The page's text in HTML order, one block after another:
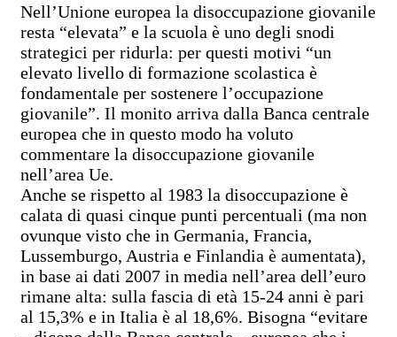
Nell’Unione europea la disoccupazione giovanile
resta “elevata” e la scuola è uno degli snodi
strategici per ridurla: per questi motivi “un
elevato livello di formazione scolastica è
fondamentale per sostenere l’occupazione
giovanile”. Il monito arriva dalla Banca centrale
europea che in questo modo ha voluto
commentare la disoccupazione giovanile
nell’area Ue.
Anche se rispetto al 1983 la disoccupazione è
calata di quasi cinque punti percentuali (ma non
ovunque visto che in Germania, Francia,
Lussemburgo, Austria e Finlandia è aumentata),
in base ai dati 2007 in media nell’area dell’euro
rimane alta: sulla fascia di età 15-24 anni è pari
al 15,3% e in Italia è al 18,6%. Bisogna “evitare